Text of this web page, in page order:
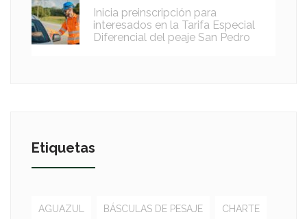
Inicia preinscripción para
interesados en la Tarifa Especial
Diferencial del peaje San Pedro
Etiquetas
AGUAZUL BÁSCULAS DE PESAJE CHARTE